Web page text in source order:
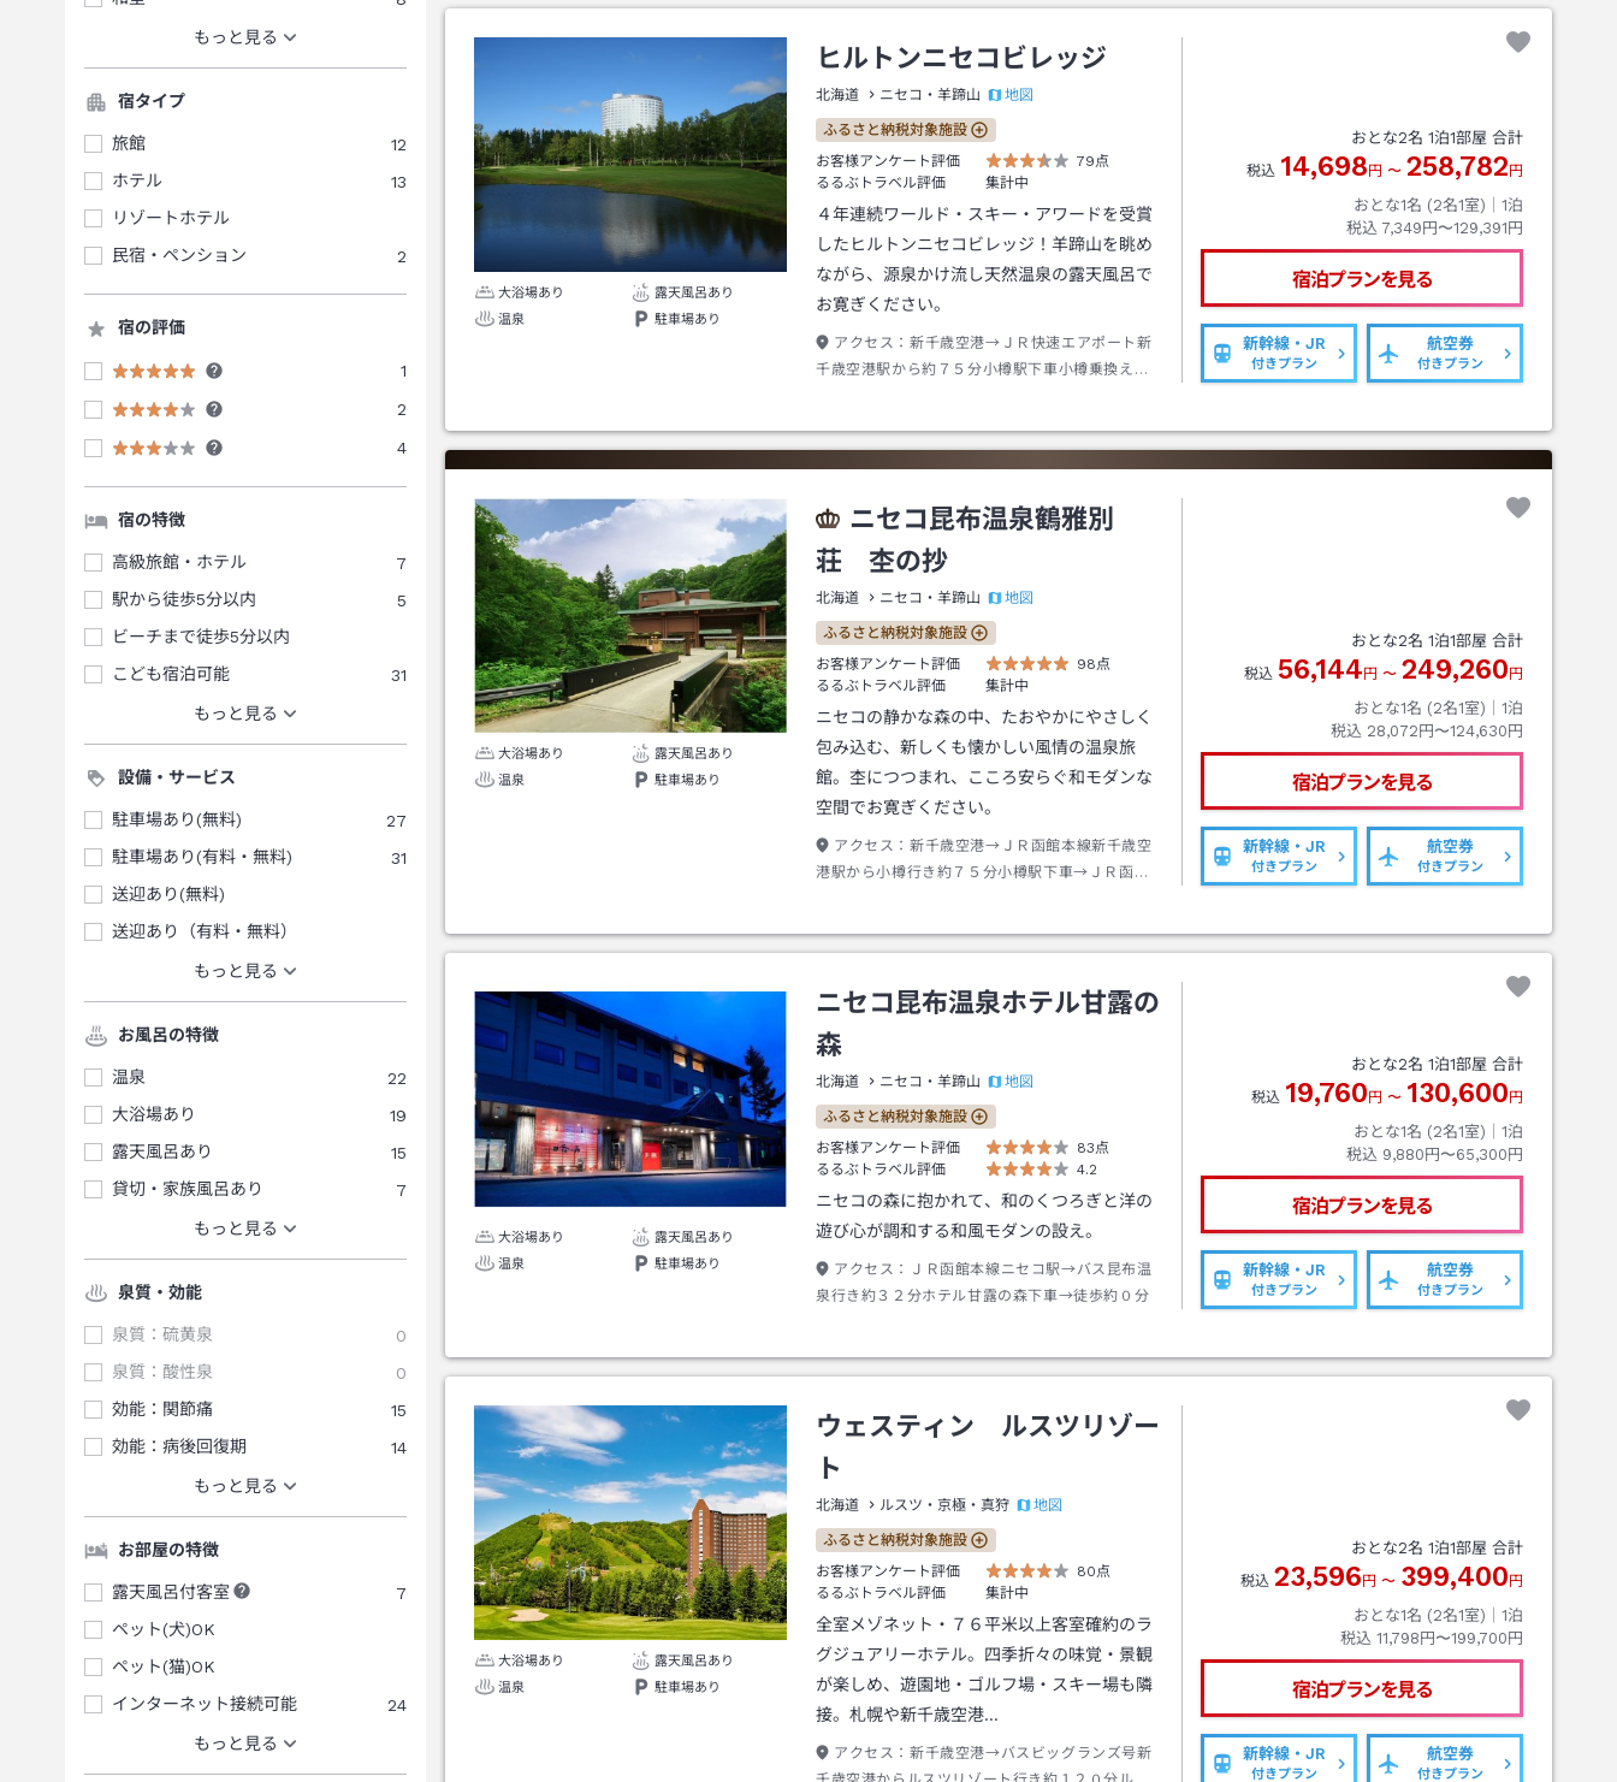
もっと見る
宿タイプ
旅館
12
ホテル
13
リゾートホテル
民宿・ペンション
2
宿の評価
1
2
4
宿の特徴
高級旅館・ホテル
7
駅から徒歩5分以内
5
ビーチまで徒歩5分以内
こども宿泊可能
31
もっと見る
設備・サービス
駐車場あり(無料)
27
駐車場あり(有料・無料)
31
送迎あり(無料)
送迎あり（有料・無料）
もっと見る
お風呂の特徴
温泉
22
大浴場あり
19
露天風呂あり
15
貸切・家族風呂あり
7
もっと見る
泉質・効能
泉質：硫黄泉
0
泉質：酸性泉
0
効能：関節痛
15
効能：病後回復期
14
もっと見る
お部屋の特徴
露天風呂付客室
7
ペット(犬)OK
ペット(猫)OK
インターネット接続可能
24
もっと見る
大浴場あり
露天風呂あり
温泉
駐車場あり
ヒルトンニセコビレッジ
北海道 ニセコ・羊蹄山 地図
ふるさと納税対象施設
お客様アンケート評価
79点
るるぶトラベル評価
集計中
４年連続ワールド・スキー・アワードを受賞
したヒルトンニセコビレッジ！羊蹄山を眺め
ながら、源泉かけ流し天然温泉の露天風呂で
お寛ぎください。
アクセス： 新千歳空港→ＪＲ快速エアポート新
千歳空港駅から約７５分小樽駅下車小樽乗換え出
おとな2名 1泊1部屋 合計
税込 14,698 円 〜 258,782 円
おとな1名 (2名1室)｜ 1泊
税込 7,349円〜129,391円
宿泊プランを見る
新幹線・JR
付きプラン
航空券
付きプラン
大浴場あり
露天風呂あり
温泉
駐車場あり
ニセコ昆布温泉鶴雅別
荘 杢の抄
北海道 ニセコ・羊蹄山 地図
ふるさと納税対象施設
お客様アンケート評価
98点
るるぶトラベル評価
集計中
ニセコの静かな森の中、たおやかにやさしく
包み込む、新しくも懐かしい風情の温泉旅
館。杢につつまれ、こころ安らぐ和モダンな
空間でお寛ぎください。
アクセス： 新千歳空港→ＪＲ函館本線新千歳空
港駅から小樽行き約７５分小樽駅下車→ＪＲ函館
おとな2名 1泊1部屋 合計
税込 56,144 円 〜 249,260 円
おとな1名 (2名1室)｜ 1泊
税込 28,072円〜124,630円
宿泊プランを見る
新幹線・JR
付きプラン
航空券
付きプラン
大浴場あり
露天風呂あり
温泉
駐車場あり
ニセコ昆布温泉ホテル甘露の
森
北海道 ニセコ・羊蹄山 地図
ふるさと納税対象施設
お客様アンケート評価
83点
るるぶトラベル評価
4.2
ニセコの森に抱かれて、和のくつろぎと洋の
遊び心が調和する和風モダンの設え。
アクセス：
ＪＲ函館本線ニセコ駅→バス昆布温
泉行き約３２分ホテル甘露の森下車→徒歩約０分
おとな2名 1泊1部屋 合計
税込 19,760 円 〜 130,600 円
おとな1名 (2名1室)｜ 1泊
税込 9,880円〜65,300円
宿泊プランを見る
新幹線・JR
付きプラン
航空券
付きプラン
大浴場あり
露天風呂あり
温泉
駐車場あり
ウェスティン ルスツリゾー
ト
北海道 ルスツ・京極・真狩 地図
ふるさと納税対象施設
お客様アンケート評価
80点
るるぶトラベル評価
集計中
全室メゾネット・７６平米以上客室確約のラ
グジュアリーホテル。四季折々の味覚・景観
が楽しめ、遊園地・ゴルフ場・スキー場も隣
接。札幌や新千歳空港…
アクセス： 新千歳空港→バスビッグランズ号新
おとな2名 1泊1部屋 合計
税込 23,596 円 〜 399,400 円
おとな1名 (2名1室)｜ 1泊
税込 11,798円〜199,700円
宿泊プランを見る
新幹線・JR
付きプラン
航空券
付きプラン